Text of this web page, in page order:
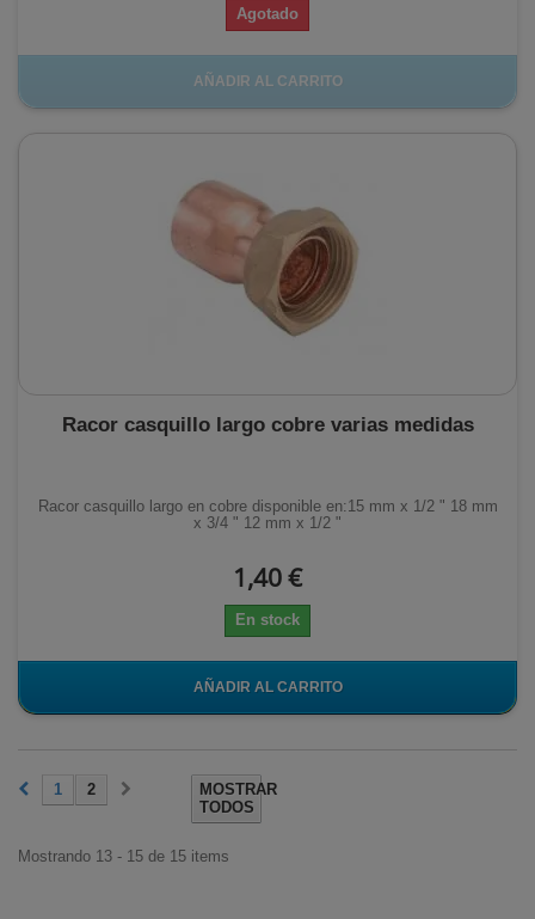
Agotado
AÑADIR AL CARRITO
Racor casquillo largo cobre varias medidas
Racor casquillo largo en cobre disponible en:15 mm x 1/2 " 18 mm
x 3/4 " 12 mm x 1/2 "
1,40 €
En stock
AÑADIR AL CARRITO
MOSTRAR
TODOS
1 2
Mostrando 13 - 15 de 15 items